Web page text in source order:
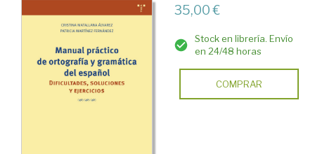
35,00 €
Stock en librería. Envío
en 24/48 horas
COMPRAR